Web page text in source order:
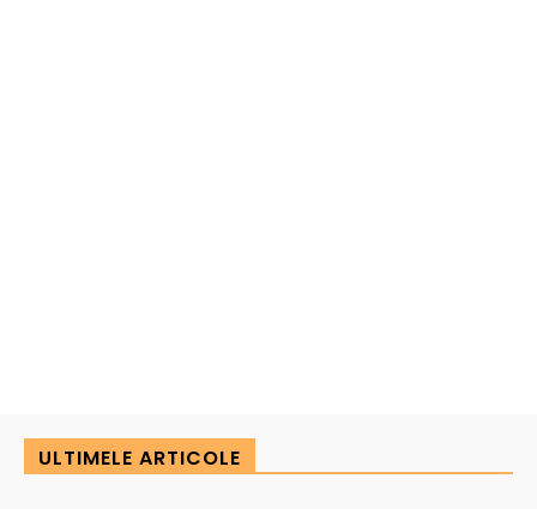
ULTIMELE ARTICOLE